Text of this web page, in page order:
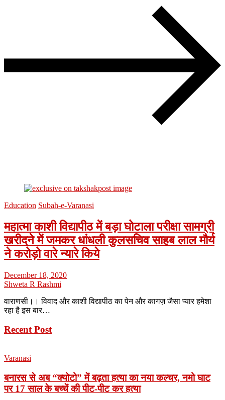
Education Subah-e-Varanasi
महात्मा काशी विद्यापीठ में बड़ा घोटाला परीक्षा सामग्री
खरीदने में जमकर धांधली कुलसचिव साहब लाल मौर्य
ने करोड़ो वारे न्यारे किये
December 18, 2020
Shweta R Rashmi
वाराणसी।। विवाद और काशी विद्यापीठ का पेन और कागज़ जैसा प्यार हमेशा
रहा है इस बार…
Recent Post
Varanasi
बनारस से अब “क्योटो” में बढ़ता हत्या का नया कल्चर, नमो घाट
पर 17 साल के बच्चें की पीट-पीट कर हत्या